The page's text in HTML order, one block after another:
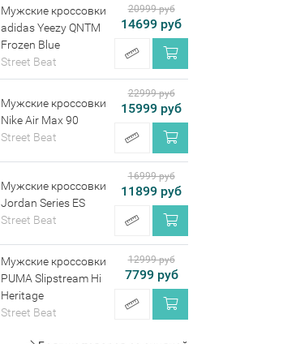
Мужские кроссовки
adidas Yeezy QNTM
Frozen Blue
Street Beat
20999 руб
14699 руб
Мужские кроссовки
Nike Air Max 90
Street Beat
22999 руб
15999 руб
Мужские кроссовки
Jordan Series ES
Street Beat
16999 руб
11899 руб
Мужские кроссовки
PUMA Slipstream Hi
Heritage
Street Beat
12999 руб
7799 руб